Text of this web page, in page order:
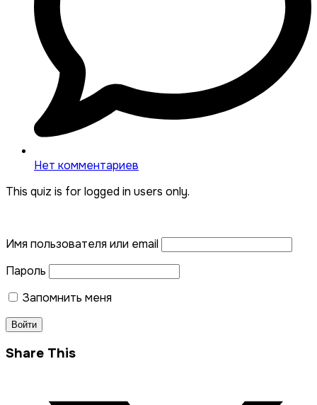
Нет комментариев
This quiz is for logged in users only.
Имя пользователя или email
Пароль
Запомнить меня
Share This